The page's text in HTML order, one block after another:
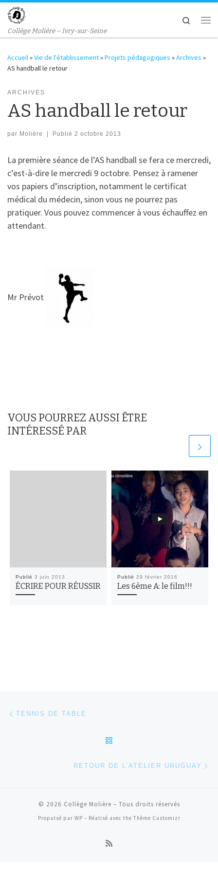
Passer au contenu
Collège Molière – Ivry-sur-Seine
Search
Accueil »Vie de l'établissement»Projets pédagogiques »Archives »
AS handball le retour
ARCHIVES
AS handball le retour
par Molière Publié 2 octobre 2013
La première séance de l’AS handball se fera ce mercredi,
c’est-à-dire le mercredi 9 octobre. Pensez à ramener
vos papiers d’inscription, notamment le certificat
médical du médecin, sinon vous ne pourrez pas
pratiquer. Vous pouvez commencer à vous échauffez en
attendant.
Mr Prévot
VOUS POURREZ AUSSI ÊTRE
INTÉRESSÉ PAR
Publié 3 juin 2013
ÉCRIRE POUR RÉUSSIR
Publié 29 février 2016
Les 6ème A: le film!!!
Parcourir les articles
TENNIS DE TABLE
RETOUR DE L’ATELIER URUGUAY
© 2026 Collège Molière – Tous droits réservés
Propulsé par WP – Réalisé avec the Thème Customizr